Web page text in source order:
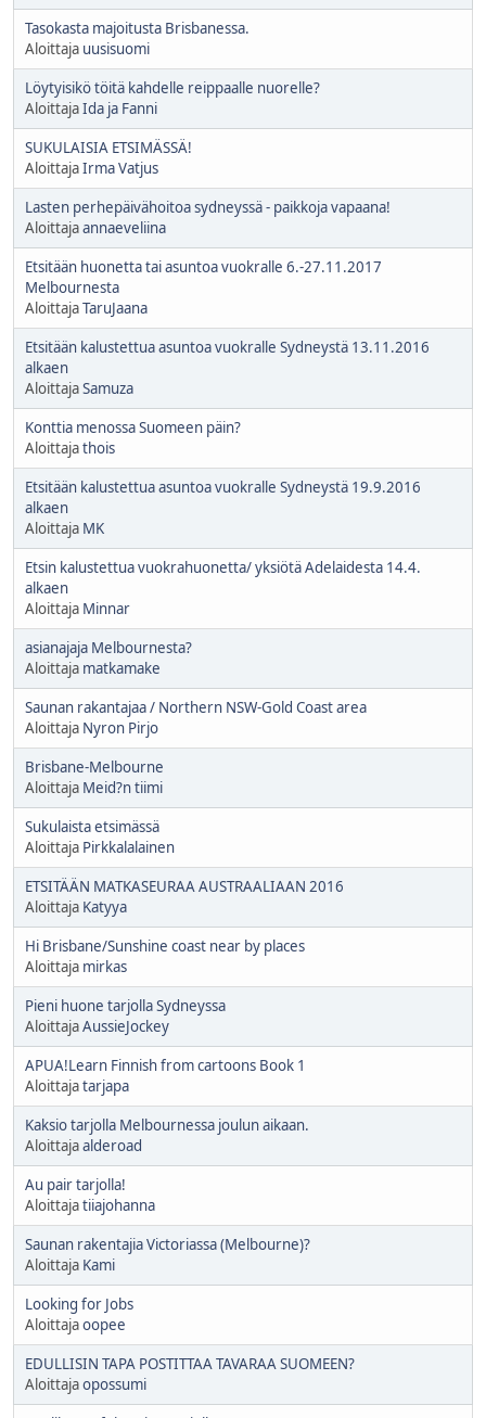
Tasokasta majoitusta Brisbanessa.
Aloittaja uusisuomi
Löytyisikö töitä kahdelle reippaalle nuorelle?
AloittajaIda ja Fanni
SUKULAISIA ETSIMÄSSÄ!
AloittajaIrma Vatjus
Lasten perhepäivähoitoa sydneyssä - paikkoja vapaana!
Aloittajaannaeveliina
Etsitään huonetta tai asuntoa vuokralle 6.-27.11.2017
Melbournesta
AloittajaTaruJaana
Etsitään kalustettua asuntoa vuokralle Sydneystä 13.11.2016
alkaen
AloittajaSamuza
Konttia menossa Suomeen päin?
Aloittajathois
Etsitään kalustettua asuntoa vuokralle Sydneystä 19.9.2016
alkaen
Aloittaja MK
Etsin kalustettua vuokrahuonetta/ yksiötä Adelaidesta 14.4.
alkaen
Aloittaja Minnar
asianajaja Melbournesta?
Aloittaja matkamake
Saunan rakantajaa / Northern NSW-Gold Coast area
Aloittaja Nyron Pirjo
Brisbane-Melbourne
Aloittaja Meid?n tiimi
Sukulaista etsimässä
Aloittaja Pirkkalalainen
ETSITÄÄN MATKASEURAA AUSTRAALIAAN 2016
Aloittaja Katyya
Hi Brisbane/Sunshine coast near by places
Aloittaja mirkas
Pieni huone tarjolla Sydneyssa
AloittajaAussieJockey
APUA!Learn Finnish from cartoons Book 1
Aloittajatarjapa
Kaksio tarjolla Melbournessa joulun aikaan.
Aloittajaalderoad
Au pair tarjolla!
Aloittajatiiajohanna
Saunan rakentajia Victoriassa (Melbourne)?
Aloittaja Kami
Looking for Jobs
Aloittajaoopee
EDULLISIN TAPA POSTITTAA TAVARAA SUOMEEN?
Aloittajaopossumi